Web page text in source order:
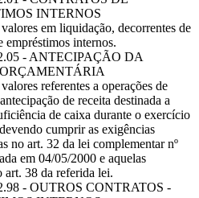
INTERNOS
em liquidação, decorrentes de
empréstimos internos.
- ANTECIPAÇÃO DA
referentes a operações de
de receita destinada a
de caixa durante o exercício
cumprir as exigências
no art. 32 da lei complementar nº
em 04/05/2000 e aquelas
art. 38 da referida lei.
- OUTROS CONTRATOS -